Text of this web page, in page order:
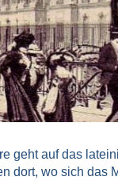
geht auf das
dort, wo sich das